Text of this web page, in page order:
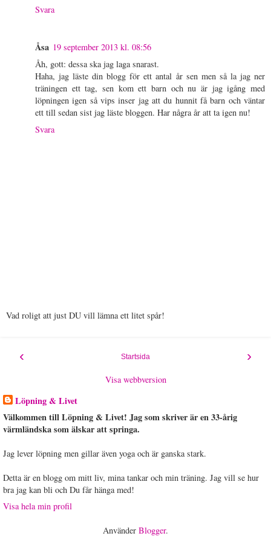
Svara
Åsa 19 september 2013 kl. 08:56
Åh, gott: dessa ska jag laga snarast.
Haha, jag läste din blogg för ett antal år sen men så la jag ner
träningen ett tag, sen kom ett barn och nu är jag igång med
löpningen igen så vips inser jag att du hunnit få barn och väntar
ett till sedan sist jag läste bloggen. Har några år att ta igen nu!
Svara
Vad roligt att just DU vill lämna ett litet spår!
‹ ›
Startsida
Visa webbversion
Löpning & Livet
Välkommen till Löpning & Livet! Jag som skriver är en 33-årig
värmländska som älskar att springa.
Jag lever löpning men gillar även yoga och är ganska stark.
Detta är en blogg om mitt liv, mina tankar och min träning. Jag vill se hur
bra jag kan bli och Du får hänga med!
Visa hela min profil
Använder Blogger.